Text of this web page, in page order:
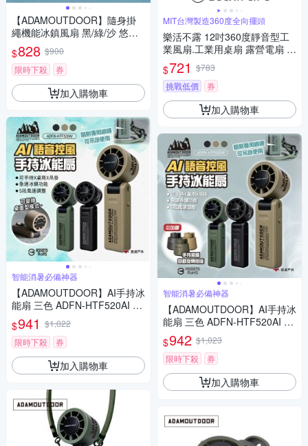
【ADAMOUTDOOR】隨身掛
繩機能冰鎮風扇 黑/綠/沙 悠遊
戶外
$828 $900
限時下殺
券
加入購物車
智能消暑必備神器
【ADAMOUTDOOR】AI手持冰
能扇 三色 ADFN-HTF520AI 語
音控風 冰鎮風扇 手持風扇 消暑
悠遊戶外
$941 $1,022
限時下殺
券
加入購物車
MIT台灣製造360度全向擺頭
樂活不露 12吋360度靜音型工
業風扇.工業用桌扇 露營電扇 戶
外電風扇 帳篷風扇 靜音電扇
$721 $783
挑戰低價
券
加入購物車
智能消暑必備神器
【ADAMOUTDOOR】AI手持冰
能扇 三色 ADFN-HTF520AI 語
音控風 冰鎮風扇 手持風扇 消暑
悠遊戶外
$942 $1,023
限時下殺
券
加入購物車